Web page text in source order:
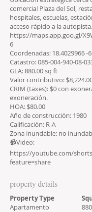
comercial Plaza del Sol,
hospitales, escuelas,
acceso rápido a la
https://maps.app.goo.gl/
6
Coordenadas: 18.4029966 -
Catastro:085-004-940-08-
GLA: 880.00 sq ft
Valor contributivo:
CRIM (taxes): $0 con
exoneración.
HOA: $80.00
Año de construcción: 1980
Calificación: R-A
Zona inundable: no
📹Video:
https://youtube.com/
feature=share
property details
Property Type
Apartamento